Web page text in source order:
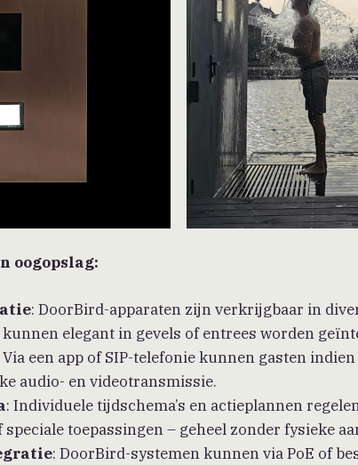
oogopslag:
: DoorBird-apparaten zijn verkrijgbaar in
elegant in gevels of entrees worden
Via een app of SIP-telefonie kunnen gasten
audio- en videotransmissie.
: Individuele tijdschema’s en actieplannen
toepassingen – geheel zonder fysieke
: DoorBird-systemen kunnen via PoE of